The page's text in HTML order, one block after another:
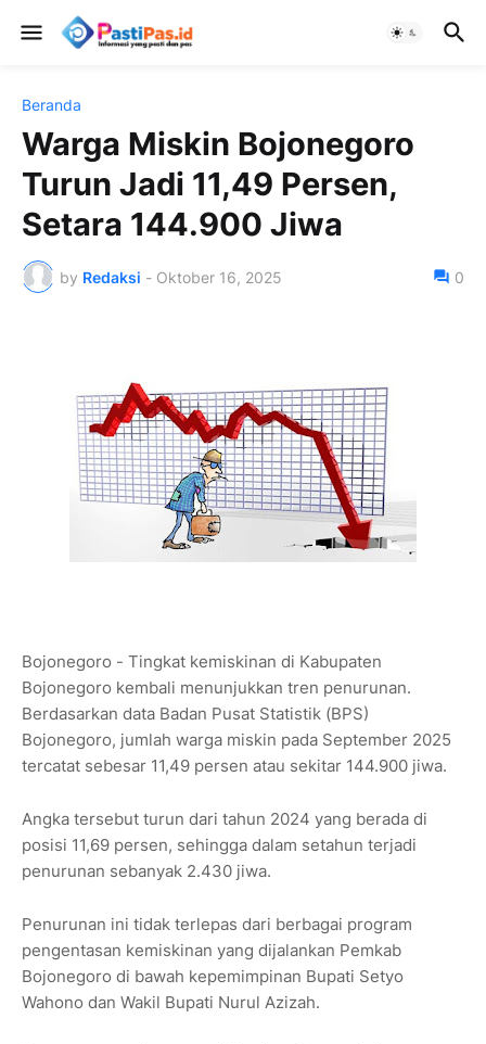
Beranda
Warga Miskin Bojonegoro
Turun Jadi 11,49 Persen,
Setara 144.900 Jiwa
by Redaksi - Oktober 16, 2025 0
Bojonegoro - Tingkat kemiskinan di Kabupaten
Bojonegoro kembali menunjukkan tren penurunan.
Berdasarkan data Badan Pusat Statistik (BPS)
Bojonegoro, jumlah warga miskin pada September 2025
tercatat sebesar 11,49 persen atau sekitar 144.900 jiwa.
Angka tersebut turun dari tahun 2024 yang berada di
posisi 11,69 persen, sehingga dalam setahun terjadi
penurunan sebanyak 2.430 jiwa.
Penurunan ini tidak terlepas dari berbagai program
pengentasan kemiskinan yang dijalankan Pemkab
Bojonegoro di bawah kepemimpinan Bupati Setyo
Wahono dan Wakil Bupati Nurul Azizah.